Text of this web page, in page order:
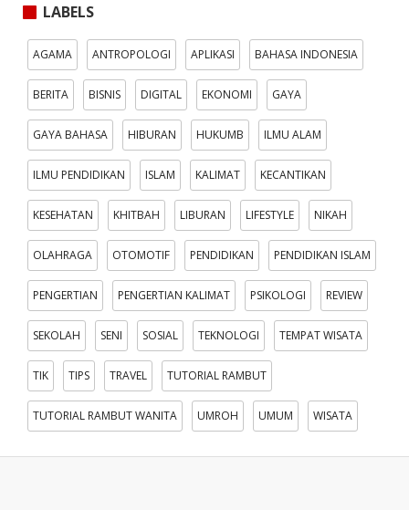
LABELS
AGAMA ANTROPOLOGI APLIKASI BAHASA INDONESIA
BERITA BISNIS DIGITAL EKONOMI GAYA
GAYA BAHASA HIBURAN HUKUMB ILMU ALAM
ILMU PENDIDIKAN ISLAM KALIMAT KECANTIKAN
KESEHATAN KHITBAH LIBURAN LIFESTYLE NIKAH
OLAHRAGA OTOMOTIF PENDIDIKAN PENDIDIKAN ISLAM
PENGERTIAN PENGERTIAN KALIMAT PSIKOLOGI REVIEW
SEKOLAH SENI SOSIAL TEKNOLOGI TEMPAT WISATA
TIK TIPS TRAVEL TUTORIAL RAMBUT
TUTORIAL RAMBUT WANITA UMROH UMUM WISATA